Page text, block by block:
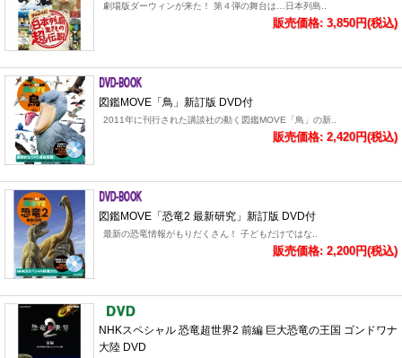
劇場版ダーウィンが来た！ 第４弾の舞台は…日本列島..
販売価格: 3,850円(税込)
図鑑MOVE「鳥」新訂版 DVD付
2011年に刊行された講談社の動く図鑑MOVE「鳥」の新..
販売価格: 2,420円(税込)
図鑑MOVE「恐竜2 最新研究」新訂版 DVD付
最新の恐竜情報がもりだくさん！ 子どもだけではな..
販売価格: 2,200円(税込)
NHKスペシャル 恐竜超世界2 前編 巨大恐竜の王国 ゴンドワナ
大陸 DVD